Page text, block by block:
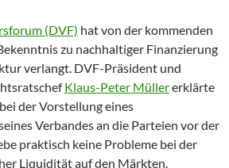
(DVF) hat von der kommenden
zu nachhaltiger Finanzierung
verlangt. DVF-Präsident und
Klaus-Peter Müllererklärte
der Vorstellung eines
Verbandes an die Parteien vor der
praktisch keine Probleme bei der
Liquidität auf den Märkten.